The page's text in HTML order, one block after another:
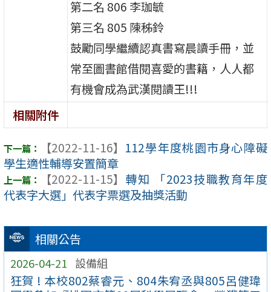
相關公告
2026-04-21 設備組
狂賀 ! 本校802蔡睿元、804朱宥丞與805呂健瑋
第二名 806 李珈毓
第三名 805 陳秭鈴
鼓勵同學繼續認真書寫晨讀手冊，並
常至圖書館借閱喜愛的書籍，人人都
有機會成為武漢閱讀王!!!
相關附件
【2022-11-16】 112學年度桃園市身心障礙
學生適性輔導安置簡章
【2022-11-15】 轉知 「2023技職教育年度
代表字大選」代表字票選及抽獎活動